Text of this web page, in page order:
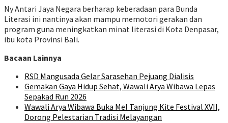
Ny Antari Jaya Negara berharap keberadaan para Bunda
Literasi ini nantinya akan mampu memotori gerakan dan
program guna meningkatkan minat literasi di Kota Denpasar,
ibu kota Provinsi Bali.
Bacaan Lainnya
RSD Mangusada Gelar Sarasehan Pejuang Dialisis
Gemakan Gaya Hidup Sehat, Wawali Arya Wibawa Lepas
Sepakad Run 2026
Wawali Arya Wibawa Buka Mel Tanjung Kite Festival XVII,
Dorong Pelestarian Tradisi Melayangan